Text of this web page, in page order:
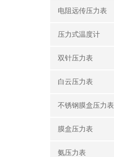
电阻远传压力表
压力式温度计
双针压力表
白云压力表
不锈钢膜盒压力表
膜盒压力表
氨压力表